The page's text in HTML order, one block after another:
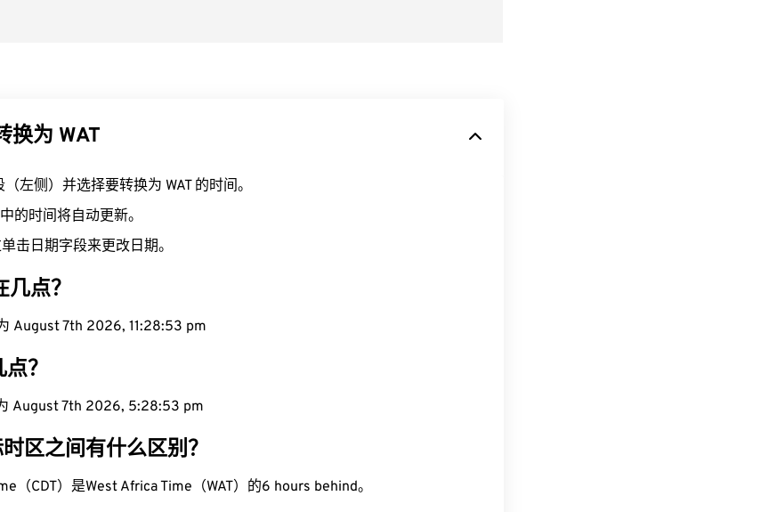
换为 WAT
左侧）并选择要转换为 WAT 的时间。
的时间将自动更新。
击日期字段来更改日期。
点？
August 7th 2026, 11:28:54 pm
？
August 7th 2026, 5:28:54 pm
区之间有什么区别？
（CDT）是West Africa Time（WAT）的6 hours behind。